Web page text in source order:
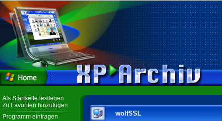
Als Startseite festlegen
Zu Favoriten hinzufügen
Programm eintragen
wolfSSL